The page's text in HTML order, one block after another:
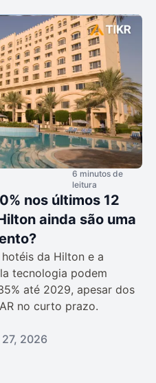
6 minutos de
leitura
nos últimos 12
ainda são uma
da Hilton e a
tecnologia podem
até 2029, apesar dos
no curto prazo.
2026